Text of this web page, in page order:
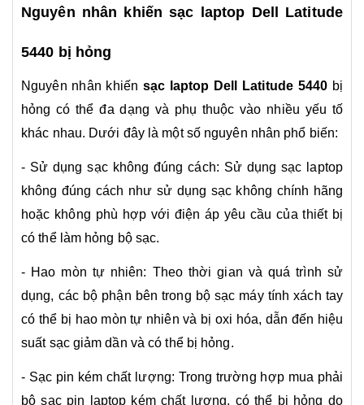
Nguyên nhân khiến sạc laptop Dell Latitude
5440 bị hỏng
Nguyên nhân khiến sạc laptop Dell Latitude 5440 bị
hỏng có thể đa dạng và phụ thuộc vào nhiều yếu tố
khác nhau. Dưới đây là một số nguyên nhân phổ biến:
- Sử dụng sạc không đúng cách: Sử dụng sạc laptop
không đúng cách như sử dụng sạc không chính hãng
hoặc không phù hợp với điện áp yêu cầu của thiết bị
có thể làm hỏng bộ sạc.
- Hao mòn tự nhiên: Theo thời gian và quá trình sử
dụng, các bộ phận bên trong bộ sạc máy tính xách tay
có thể bị hao mòn tự nhiên và bị oxi hóa, dẫn đến hiệu
suất sạc giảm dần và có thể bị hỏng.
- Sạc pin kém chất lượng: Trong trường hợp mua phải
bộ sạc pin laptop kém chất lượng, có thể bị hỏng do